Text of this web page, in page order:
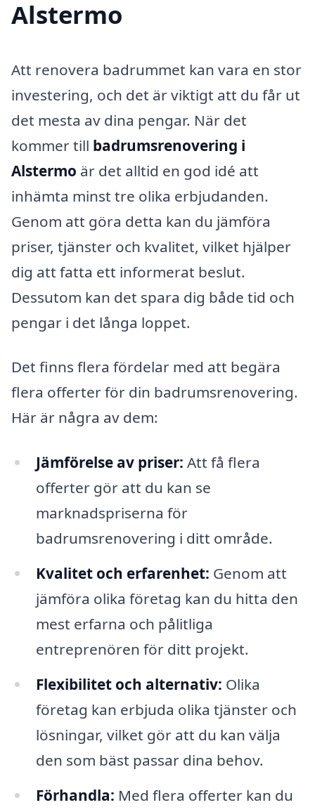
Alstermo
Att renovera badrummet kan vara en stor
investering, och det är viktigt att du får ut
det mesta av dina pengar. När det
kommer till badrumsrenovering i
Alstermo är det alltid en god idé att
inhämta minst tre olika erbjudanden.
Genom att göra detta kan du jämföra
priser, tjänster och kvalitet, vilket hjälper
dig att fatta ett informerat beslut.
Dessutom kan det spara dig både tid och
pengar i det långa loppet.
Det finns flera fördelar med att begära
flera offerter för din badrumsrenovering.
Här är några av dem:
Jämförelse av priser: Att få flera
offerter gör att du kan se
marknadspriserna för
badrumsrenovering i ditt område.
Kvalitet och erfarenhet: Genom att
jämföra olika företag kan du hitta den
mest erfarna och pålitliga
entreprenören för ditt projekt.
Flexibilitet och alternativ: Olika
företag kan erbjuda olika tjänster och
lösningar, vilket gör att du kan välja
den som bäst passar dina behov.
Förhandla: Med flera offerter kan du